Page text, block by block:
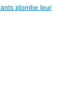
plombe leur